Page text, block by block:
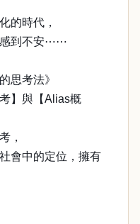
的時代，
感到不安⋯⋯
思考法》
】與【Alias概
，
會中的定位，擁有